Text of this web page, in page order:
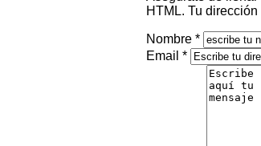
HTML. Tu
Nombre *
Email *